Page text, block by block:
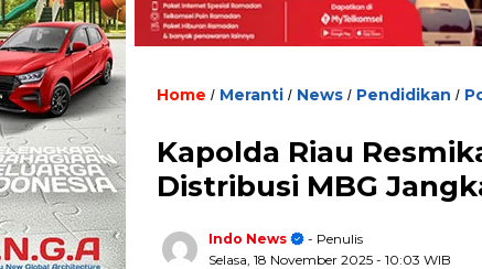
Home / Meranti / News / Pendidikan /
Kapolda Riau
Distribusi MBG
Indo News
- Penulis
Selasa, 18 November 2025 - 10:03 WIB